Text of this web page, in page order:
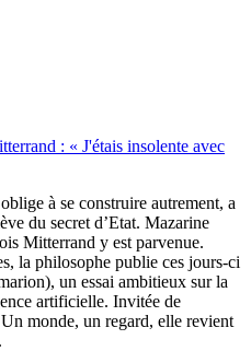
: « J'étais insolente avec
à se construire autrement, a
du secret d’Etat. Mazarine
Mitterrand y est parvenue.
la philosophe publie ces jours-ci
un essai ambitieux sur la
artificielle. Invitée de
monde, un regard, elle revient